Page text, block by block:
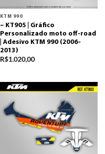
KTM 990
– KT905 | Gráfico
Personalizado moto off-road
| Adesivo KTM 990 (2006-
2013)
R$1.020,00